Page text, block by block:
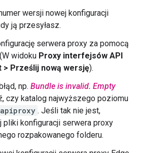
wersji nowej konfiguracji
ją przesyłasz.
serwera proxy za pomocą
widoku Proxy interfejsów API
> Prześlij nową wersję).
np. Bundle is invalid. Empty
czy katalog najwyższego poziomu
. Jeśli tak nie jest,
pliki konfiguracji serwera proxy
rozpakowanego folderu.